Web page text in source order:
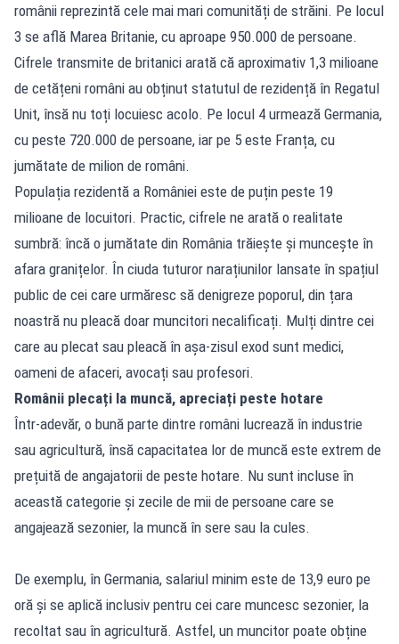
românii reprezintă cele mai mari comunități de străini. Pe locul
3 se află Marea Britanie, cu aproape 950.000 de persoane.
Cifrele transmite de britanici arată că aproximativ 1,3 milioane
de cetățeni români au obținut statutul de rezidență în Regatul
Unit, însă nu toți locuiesc acolo. Pe locul 4 urmează Germania,
cu peste 720.000 de persoane, iar pe 5 este Franța, cu
jumătate de milion de români.
Populația rezidentă a României este de puțin peste 19
milioane de locuitori. Practic, cifrele ne arată o realitate
sumbră: încă o jumătate din România trăiește și muncește în
afara granițelor. În ciuda tuturor narațiunilor lansate în spațiul
public de cei care urmăresc să denigreze poporul, din țara
noastră nu pleacă doar muncitori necalificați. Mulți dintre cei
care au plecat sau pleacă în așa-zisul exod sunt medici,
oameni de afaceri, avocați sau profesori.
Românii plecați la muncă, apreciați peste hotare
Într-adevăr, o bună parte dintre români lucrează în industrie
sau agricultură, însă capacitatea lor de muncă este extrem de
prețuită de angajatorii de peste hotare. Nu sunt incluse în
această categorie și zecile de mii de persoane care se
angajează sezonier, la muncă în sere sau la cules.
De exemplu, în Germania, salariul minim este de 13,9 euro pe
oră și se aplică inclusiv pentru cei care muncesc sezonier, la
recoltat sau în agricultură. Astfel, un muncitor poate obține